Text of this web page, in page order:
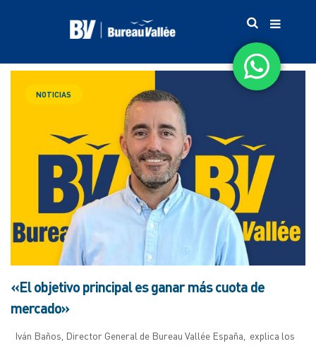
NOTICIAS
«El objetivo principal es ganar más cuota de
mercado»
Iván Baños, Director General de Bureau Vallée España, explica los